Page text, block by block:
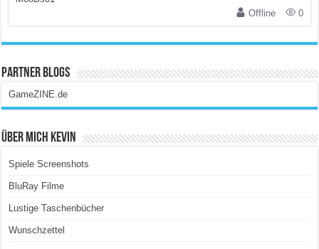
Offline
0
Partner Blogs
GameZINE.de
Über Mich Kevin
Spiele Screenshots
BluRay Filme
Lustige Taschenbücher
Wunschzettel